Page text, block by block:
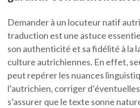
Demander à un locuteur natif
traduction est une astuce
son authenticité et sa fidélité à la
culture autrichiennes. En effet,
peut repérer les nuances
l’autrichien, corriger
s’assurer que le texte sonne